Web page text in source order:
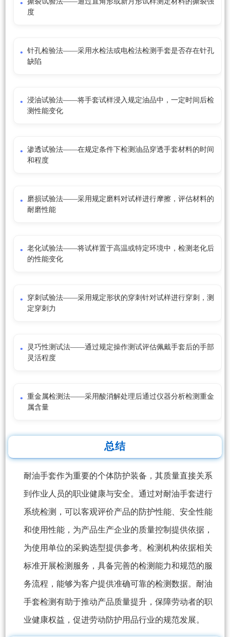
度
针孔检验法——采用水检法或电检法检测手套是否存在针孔
缺陷
浸油试验法——将手套试样浸入规定油品中，一定时间后检
测性能变化
渗透试验法——在规定条件下检测油品穿透手套材料的时间
和程度
磨损试验法——采用规定磨料对试样进行摩擦，评估材料的
耐磨性能
老化试验法——将试样置于高温或特定环境中，检测老化后
的性能变化
穿刺试验法——采用规定形状的穿刺针对试样进行穿刺，测
定穿刺力
灵巧性测试法——通过规定操作测试评估佩戴手套后的手部
灵活程度
重金属检测法——采用酸消解处理后通过仪器分析检测重金
属含量
总结
耐油手套作为重要的个体防护装备，其质量直接关系
到作业人员的职业健康与安全。通过对耐油手套进行
系统检测，可以客观评价产品的防护性能、安全性能
和使用性能，为产品生产企业的质量控制提供依据，
为使用单位的采购选型提供参考。检测机构依据相关
标准开展检测服务，具备完善的检测能力和规范的服
务流程，能够为客户提供准确可靠的检测数据。耐油
手套检测有助于推动产品质量提升，保障劳动者的职
业健康权益，促进劳动防护用品行业的规范发展。